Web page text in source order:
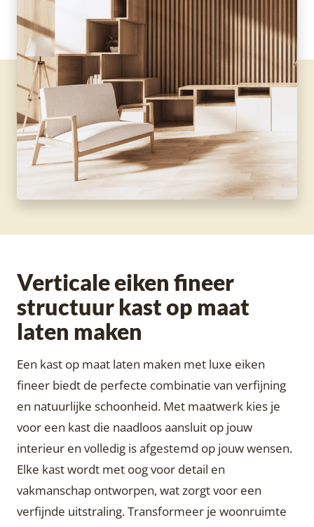
Verticale eiken fineer
structuur kast op maat
laten maken
Een kast op maat laten maken met luxe eiken
fineer biedt de perfecte combinatie van verfijning
en natuurlijke schoonheid. Met maatwerk kies je
voor een kast die naadloos aansluit op jouw
interieur en volledig is afgestemd op jouw wensen.
Elke kast wordt met oog voor detail en
vakmanschap ontworpen, wat zorgt voor een
verfijnde uitstraling. Transformeer je woonruimte